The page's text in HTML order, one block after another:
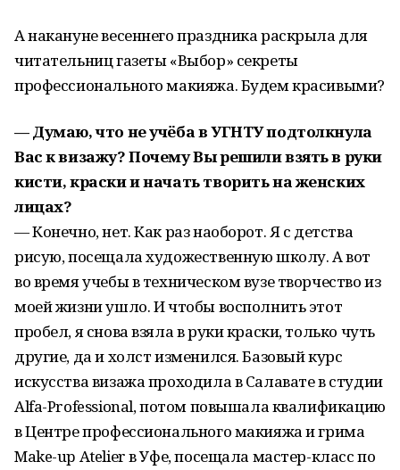
А накануне весеннего праздника раскрыла для
читательниц газеты «Выбор» секреты
профессионального макияжа. Будем красивыми?
— Думаю, что не учёба в УГНТУ подтолкнула
Вас к визажу? Почему Вы решили взять в руки
кисти, краски и начать творить на женских
лицах?
— Конечно, нет. Как раз наоборот. Я с детства
рисую, посещала художественную школу. А вот
во время учебы в техническом вузе творчество из
моей жизни ушло. И чтобы восполнить этот
пробел, я снова взяла в руки краски, только чуть
другие, да и холст изменился. Базовый курс
искусства визажа проходила в Салавате в студии
Alfa-Professional, потом повышала квалификацию
в Центре профессионального макияжа и грима
Make-up Ateliеr в Уфе, посещала мастер-класс по